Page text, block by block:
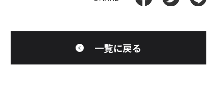
一覧に戻る